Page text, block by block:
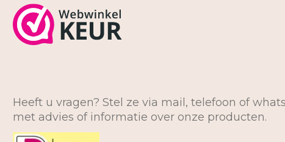
Heeft u vragen? Stel ze via mail, telefoon of
met advies of informatie over onze producten.